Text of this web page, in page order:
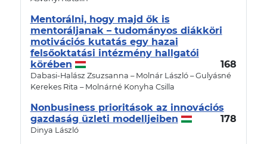
Mentorálni, hogy majd ők is
mentoráljanak – tudományos diákköri
motivációs kutatás egy hazai
felsőoktatási intézmény hallgatói
körében
168
Dabasi-Halász Zsuzsanna – Molnár László – Gulyásné
Kerekes Rita – Molnárné Konyha Csilla
Nonbusiness prioritások az innovációs
gazdaság üzleti modelljeiben
178
Dinya László